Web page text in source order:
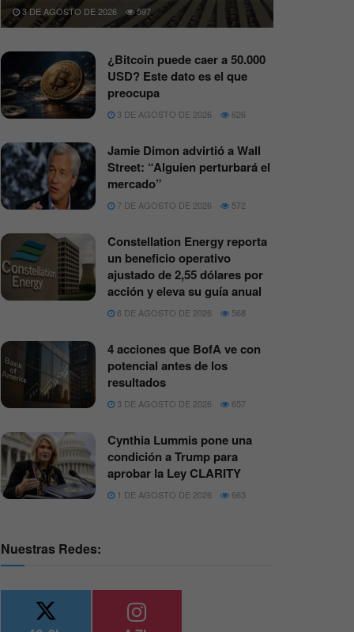
3 DE AGOSTO DE 2026 597
¿Bitcoin puede caer a 50.000
USD? Este dato es el que
preocupa
3 DE AGOSTO DE 2026 626
Jamie Dimon advirtió a Wall
Street: “Alguien perturbará el
mercado”
7 DE AGOSTO DE 2026 572
Constellation Energy reporta
un beneficio operativo
ajustado de 2,55 dólares por
acción y eleva su guía anual
6 DE AGOSTO DE 2026 568
4 acciones que BofA ve con
potencial antes de los
resultados
3 DE AGOSTO DE 2026 657
Cynthia Lummis pone una
condición a Trump para
aprobar la Ley CLARITY
1 DE AGOSTO DE 2026 663
Nuestras Redes: